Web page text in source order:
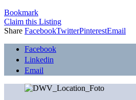
Bookmark
Claim this Listing
Share FacebookTwitterPinterestEmail
Facebook
Linkedin
Email